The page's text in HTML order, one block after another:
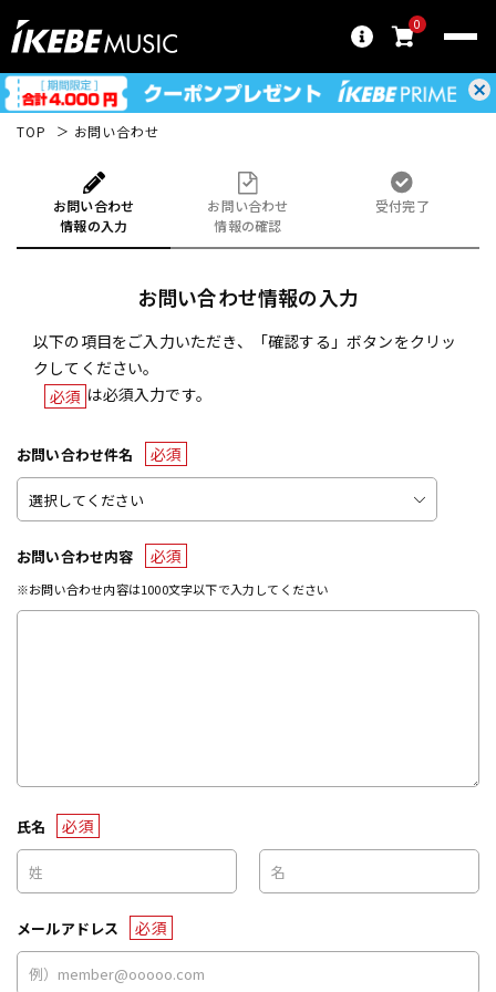
0
TOP お問い合わせ
お問い合わせ
情報の入力
お問い合わせ
情報の確認
受付完了
お問い合わせ情報の入力
以下の項目をご入力いただき、「確認する」ボタンをクリッ
クしてください。
必須 は必須入力です。
お問い合わせ件名 必須
お問い合わせ内容 必須
※お問い合わせ内容は1000文字以下で入力してください
氏名 必須
メールアドレス 必須